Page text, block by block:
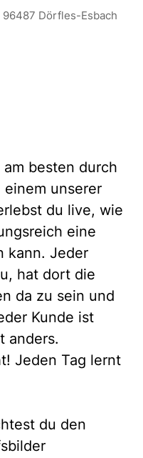
Dörfles-Esbach
besten durch
unserer
du live, wie
eine
kann. Jeder
hat dort die
da zu sein und
Kunde ist
anders.
Jeden Tag lernt
du den